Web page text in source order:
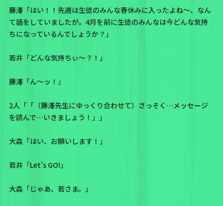
藤澤「はい！！先週は生徒のみんな春休みに入ったよね〜、なん
て話をしていましたが。4月を前に生徒のみんなは今どんな気持
ちになっているんでしょうか？」
若井「どんな気持ちぃ〜？！」
藤澤「ん〜ッ！」
2人「「（藤澤先生にゆっくり合わせて）さっそく…メッセージ
を読んで…いきましょう！」」
大森「はい、お願いします！」
若井「Let’s GO!」
大森「じゃあ、若さま。」